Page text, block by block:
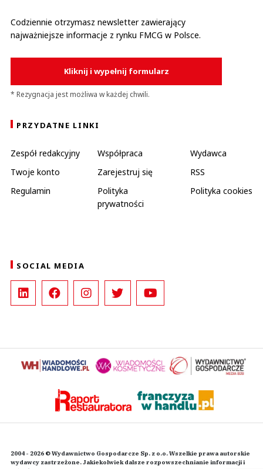
Codziennie otrzymasz newsletter zawierający
najważniejsze informacje z rynku FMCG w Polsce.
Kliknij i wypełnij formularz
* Rezygnacja jest możliwa w każdej chwili.
PRZYDATNE LINKI
Zespół redakcyjny Współpraca
Wydawca
Twoje konto
Zarejestruj się
RSS
Regulamin
Polityka
prywatności
Polityka cookies
SOCIAL MEDIA
2004 - 2026 © Wydawnictwo Gospodarcze Sp. z o.o. Wszelkie prawa autorskie
wydawcy zastrzeżone. Jakiekolwiek dalsze rozpowszechnianie informacji i